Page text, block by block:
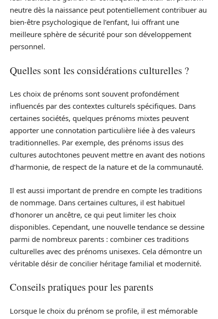
neutre dès la naissance peut potentiellement contribuer au
bien-être psychologique de l’enfant, lui offrant une
meilleure sphère de sécurité pour son développement
personnel.
Quelles sont les considérations culturelles ?
Les choix de prénoms sont souvent profondément
influencés par des contextes culturels spécifiques. Dans
certaines sociétés, quelques prénoms mixtes peuvent
apporter une connotation particulière liée à des valeurs
traditionnelles. Par exemple, des prénoms issus des
cultures autochtones peuvent mettre en avant des notions
d’harmonie, de respect de la nature et de la communauté.
Il est aussi important de prendre en compte les traditions
de nommage. Dans certaines cultures, il est habituel
d’honorer un ancêtre, ce qui peut limiter les choix
disponibles. Cependant, une nouvelle tendance se dessine
parmi de nombreux parents : combiner ces traditions
culturelles avec des prénoms unisexes. Cela démontre un
véritable désir de concilier héritage familial et modernité.
Conseils pratiques pour les parents
Lorsque le choix du prénom se profile, il est mémorable